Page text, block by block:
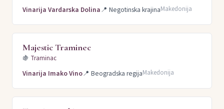
Vinarija Vardarska Dolina📍 Negotinska krajinaMakedonija
Majestic Traminec
🍇 Traminac
Vinarija Imako Vino📍 Beogradska regijaMakedonija